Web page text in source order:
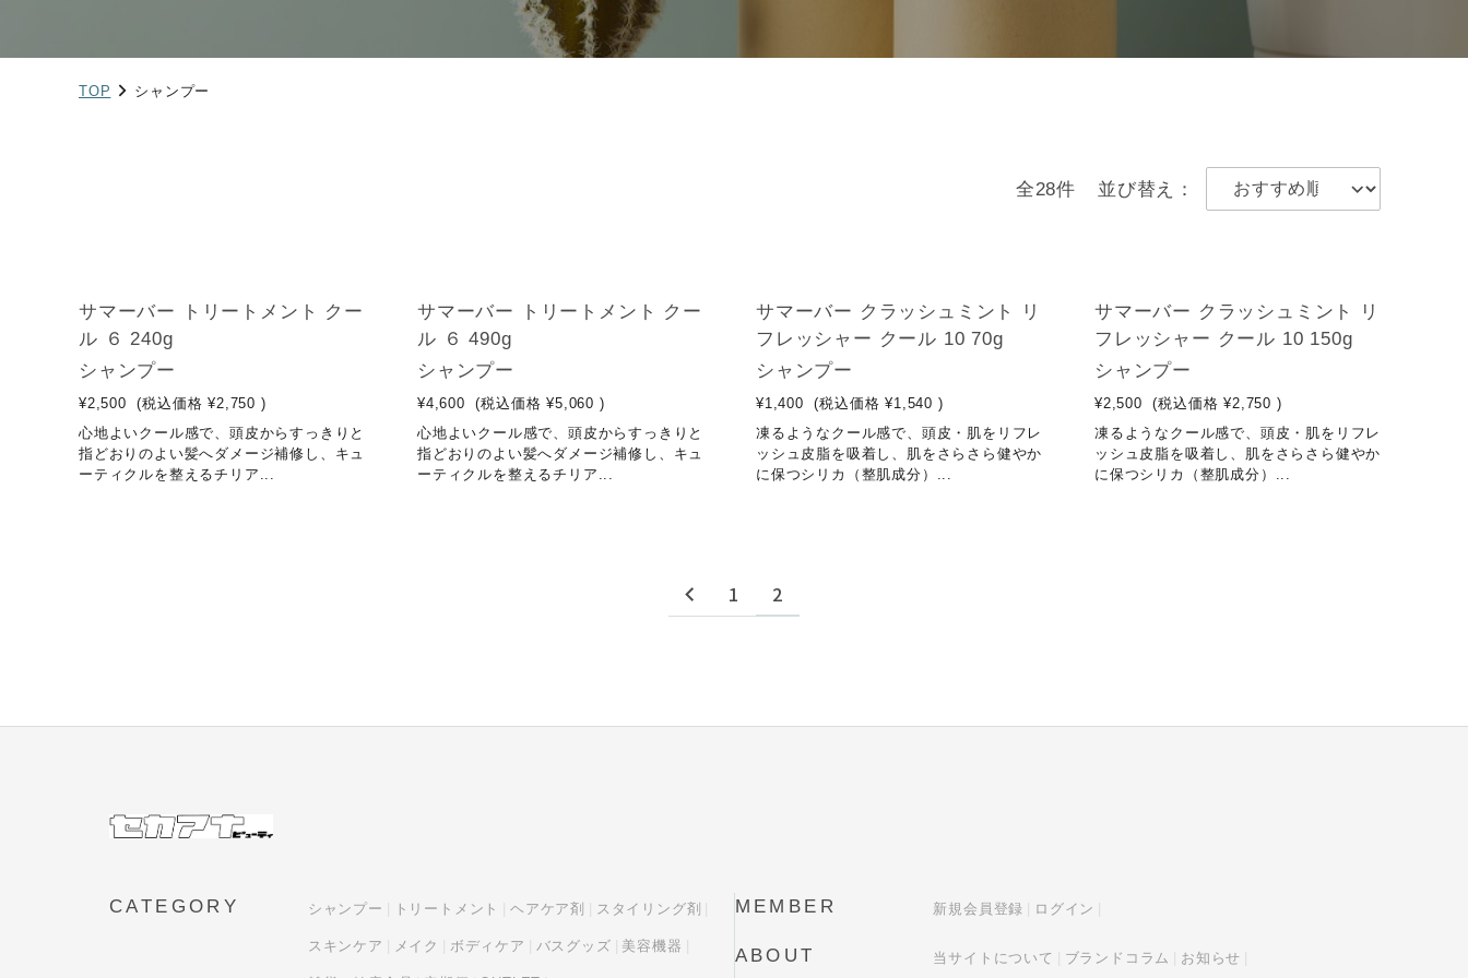
TOP シャンプー
全28件 並び替え：
サマーバー トリートメント クー
ル ６ 240g
シャンプー
¥2,500 (税込価格 ¥2,750 )
心地よいクール感で、頭皮からすっきりと
指どおりのよい髪へダメージ補修し、キュ
ーティクルを整えるチリア...
サマーバー トリートメント クー
ル ６ 490g
シャンプー
¥4,600 (税込価格 ¥5,060 )
心地よいクール感で、頭皮からすっきりと
指どおりのよい髪へダメージ補修し、キュ
ーティクルを整えるチリア...
サマーバー クラッシュミント リ
フレッシャー クール 10 70g
シャンプー
¥1,400 (税込価格 ¥1,540 )
凍るようなクール感で、頭皮・肌をリフレ
ッシュ皮脂を吸着し、肌をさらさら健やか
に保つシリカ（整肌成分）...
サマーバー クラッシュミント リ
フレッシャー クール 10 150g
シャンプー
¥2,500 (税込価格 ¥2,750 )
凍るようなクール感で、頭皮・肌をリフレ
ッシュ皮脂を吸着し、肌をさらさら健やか
に保つシリカ（整肌成分）...
1 2
CATEGORY シャンプー トリートメント ヘアケア剤 スタイリング剤
スキンケア メイク ボディケア バスグッズ 美容機器
MEMBER 新規会員登録 ログイン
ABOUT 当サイトについて ブランドコラム お知らせ